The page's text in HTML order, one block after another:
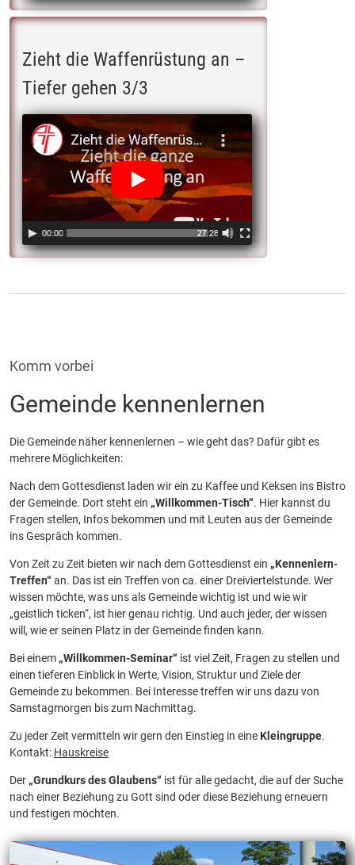
Zieht die Waffenrüstung an –
Tiefer gehen 3/3
Komm vorbei
Gemeinde kennenlernen
Die Gemeinde näher kennenlernen – wie geht das? Dafür gibt es
mehrere Möglichkeiten:
Nach dem Gottesdienst laden wir ein zu Kaffee und Keksen ins Bistro
der Gemeinde. Dort steht ein „Willkommen-Tisch“. Hier kannst du
Fragen stellen, Infos bekommen und mit Leuten aus der Gemeinde
ins Gespräch kommen.
Von Zeit zu Zeit bieten wir nach dem Gottesdienst ein „Kennenlern-
Treffen“ an. Das ist ein Treffen von ca. einer Dreiviertelstunde. Wer
wissen möchte, was uns als Gemeinde wichtig ist und wie wir
„geistlich ticken“, ist hier genau richtig. Und auch jeder, der wissen
will, wie er seinen Platz in der Gemeinde finden kann.
Bei einem „Willkommen-Seminar“ ist viel Zeit, Fragen zu stellen und
einen tieferen Einblick in Werte, Vision, Struktur und Ziele der
Gemeinde zu bekommen. Bei Interesse treffen wir uns dazu von
Samstagmorgen bis zum Nachmittag.
Zu jeder Zeit vermitteln wir gern den Einstieg in eine Kleingruppe.
Kontakt: Hauskreise
Der „Grundkurs des Glaubens“ ist für alle gedacht, die auf der Suche
nach einer Beziehung zu Gott sind oder diese Beziehung erneuern
und festigen möchten.